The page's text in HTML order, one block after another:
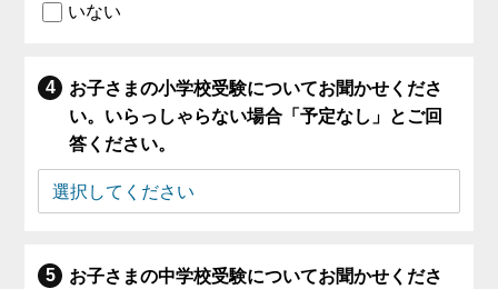
いない
お子さまの小学校受験についてお聞かせくださ
い。いらっしゃらない場合「予定なし」とご回
答ください。
お子さまの中学校受験についてお聞かせくださ